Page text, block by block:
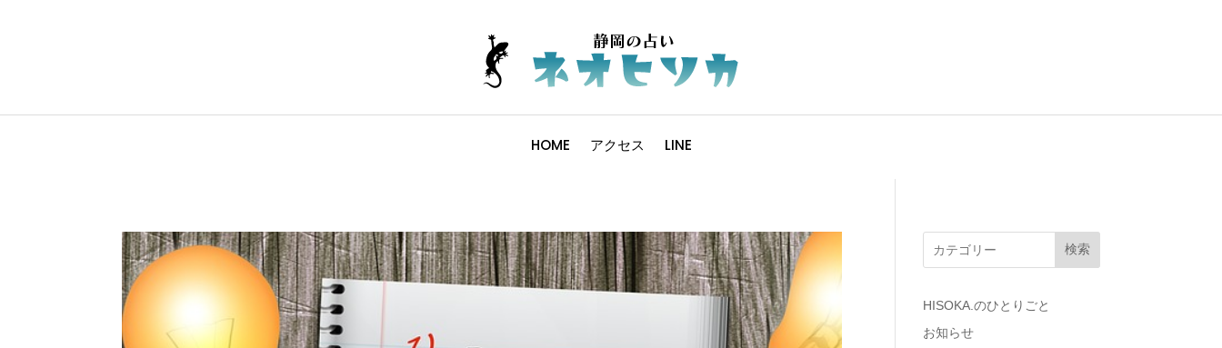
HOME アクセス LINE
検索
HISOKA.のひとりごと
お知らせ